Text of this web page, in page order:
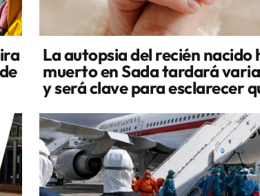
La autopsia del recién nacido
muerto en Sada tardará
y será clave para esclarecer